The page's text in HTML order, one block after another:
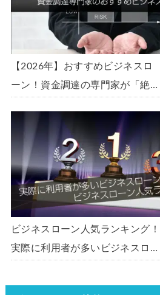
【2026年】おすすめビジネスロ
ーン！資金調達の専門家が「絶
ーン・事業者ローン・商工ローン
ランキング
ビジネスローン人気ランキング！
実際に利用者が多いビジネスロー
ータ】【2026年版】